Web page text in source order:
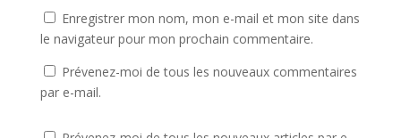
Enregistrer mon nom, mon e-mail et mon site dans
le navigateur pour mon prochain commentaire.
Prévenez-moi de tous les nouveaux commentaires
par e-mail.